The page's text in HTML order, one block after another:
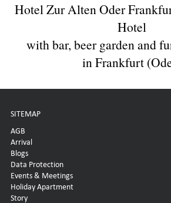
Hotel Zur Alten Oder
Hotel
with bar, beer garden and
in Frankfurt
SITEMAP
AGB
Arrival
Blogs
Data Protection
Events & Meetings
Holiday Apartment
Story